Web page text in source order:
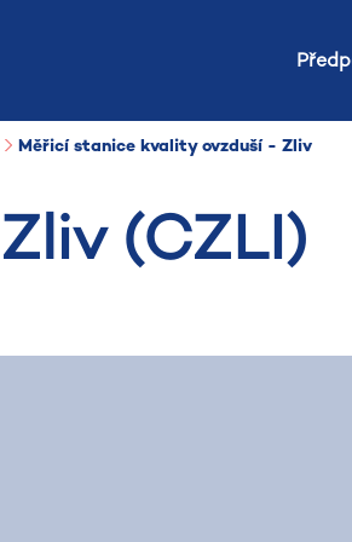
Měřicí stanice kvality ovzduší - Zliv
Zliv (CZLI)